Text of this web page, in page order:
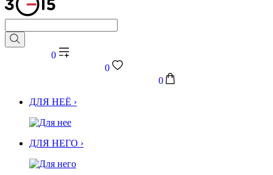
0
0
0
ДЛЯ НЕЁ ›
ДЛЯ НЕГО ›